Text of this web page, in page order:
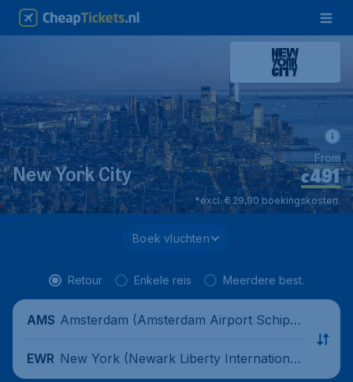
New York City €491*
From
*excl. € 29,90 boekingskosten.
Boek vluchten
Retour Enkele reis Meerdere best.
AMS Amsterdam (Amsterdam Airport Schipho
EWR New York (Newark Liberty International
Airport), Verenigde Staten